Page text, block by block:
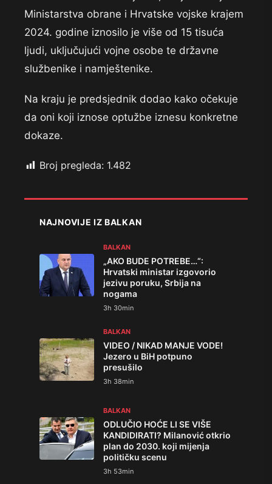
Ministarstva obrane i Hrvatske vojske krajem
2024. godine iznosilo je više od 15 tisuća
ljudi, uključujući vojne osobe te državne
službenike i namještenike.
Na kraju je predsjednik dodao kako očekuje
da oni koji iznose optužbe iznesu konkretne
dokaze.
Broj pregleda: 1.482
NAJNOVIJE IZ BALKAN
BALKAN
„AKO BUDE POTREBE…“:
Hrvatski ministar izgovorio
jezivu poruku, Srbija na
nogama
3h 30min
BALKAN
VIDEO / NIKAD MANJE VODE!
Jezero u BiH potpuno
presušilo
3h 38min
BALKAN
ODLUČIO HOĆE LI SE VIŠE
KANDIDIRATI? Milanović otkrio
plan do 2030. koji mijenja
političku scenu
3h 53min